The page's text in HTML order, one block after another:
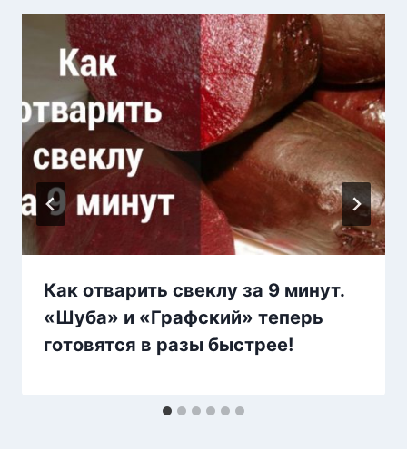
Как отварить свеклу за 9 минут.
«Шуба» и «Графский» теперь
готовятся в разы быстрее!